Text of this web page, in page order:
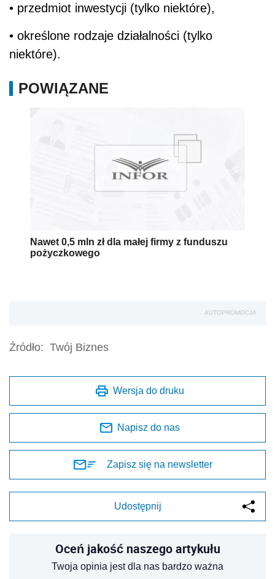
• przedmiot inwestycji (tylko niektóre),
• określone rodzaje działalności (tylko
niektóre).
POWIĄZANE
Nawet 0,5 mln zł dla małej firmy z funduszu
pożyczkowego
AUTOPROMOCJA
Źródło: Twój Biznes
Wersja do druku
Napisz do nas
Zapisz się na newsletter
Udostępnij
Oceń jakość naszego artykułu
Twoja opinia jest dla nas bardzo ważna